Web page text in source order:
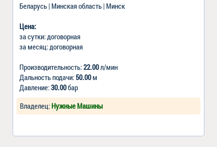
Беларусь | Минская область | Минск
Цена:
за сутки: договорная
за месяц: договорная
Производительность:22.00л/мин
Дальность подачи: 50.00м
Давление:30.00бар
Владелец: Нужные Машины